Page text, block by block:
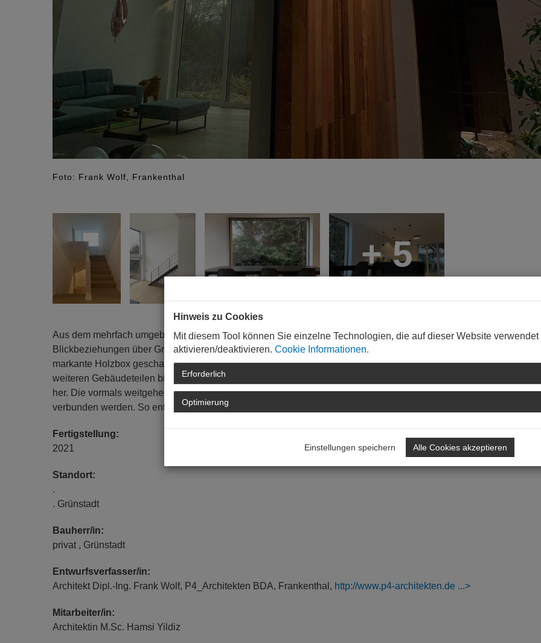
Foto: Frank Wolf, Frankenthal
+ 5
Aus dem mehrfach umgebauten Haus aus den 1960er Jahren entstand ein qualitätsvolles Wohnhaus mit neuen
Blickbeziehungen über Grünstadt. Durch das "Aufklappen" der südlichen Dachfläche in ein neues Flachdach
markante Holzbox geschaffen werden, die den Kernbereich des Gebäudes integriert und eine Dockingstation zu
weiteren Gebäudeteilen bildet. Wenige neue markante Fensteröffnungen stellen spannende Bezüge in den
her. Die vormals weitgehend isolierten acht Nutzungsebenen des Split-Level-Hauses konnten teilweise räumlich
verbunden werden. So entstanden interessante Raumbeziehungen mit wechselndem Licht- und Schattenspiel.
Fertigstellung:
2021
Standort:
.
. Grünstadt
Bauherr/in:
privat , Grünstadt
Entwurfsverfasser/in:
Architekt Dipl.-Ing. Frank Wolf, P4_Architekten BDA, Frankenthal, http://www.p4-architekten.de
Mitarbeiter/in:
Architektin M.Sc. Hamsi Yildiz
Hinweis zu Cookies
Mit diesem Tool können Sie einzelne Technologien, die auf dieser Website verwendet
aktivieren/deaktivieren. Cookie Informationen.
Erforderlich
Optimierung
Einstellungen speichern Alle Cookies akzeptieren